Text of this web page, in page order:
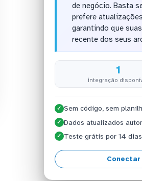
de negócio. Basta
prefere
garantindo que
recente dos seus
1
integração
✓ Sem código, sem
✓ Dados atualizados
✓ Teste grátis por 14 dias